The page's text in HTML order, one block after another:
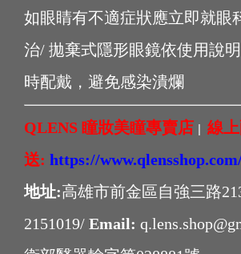
如眼睛有不適症狀應立即就眼
治/ 拋棄式隱形眼鏡依使用說
時配戴，避免感染潰爛
QLENS 瞳妝美瞳專賣店 | 線
送: https://
地址:高雄市前金區自強三路
2151019/ Email: